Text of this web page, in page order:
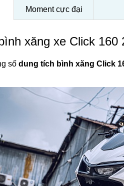
Moment cực đại
xăng xe Click 160
số dung tích bình xăng Click